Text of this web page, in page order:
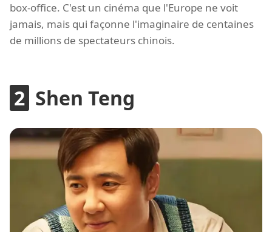
box-office. C'est un cinéma que l'Europe ne voit
jamais, mais qui façonne l'imaginaire de centaines
de millions de spectateurs chinois.
Shen Teng